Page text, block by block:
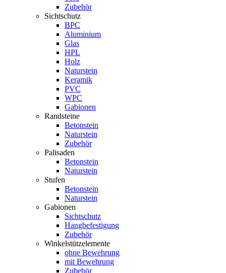
Zubehör
Sichtschutz
BPC
Aluminium
Glas
HPL
Holz
Naturstein
Keramik
PVC
WPC
Gabionen
Randsteine
Betonstein
Naturstein
Zubehör
Palisaden
Betonstein
Naturstein
Stufen
Betonstein
Naturstein
Gabionen
Sichtschutz
Hangbefestigung
Zubehör
Winkelstützelemente
ohne Bewehrung
mit Bewehrung
Zubehör